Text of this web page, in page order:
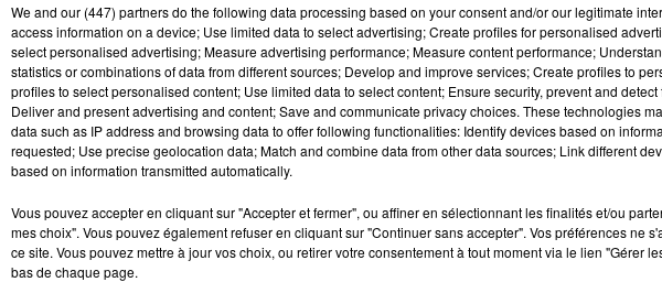
We and our (447) partnersdo the following data processing based on your consent and/or our legitimate
access information on a device; Use limited data to select advertising; Create profiles for personalised
select personalised advertising; Measure advertising performance; Measure content performance;
statistics or combinations of data from different sources; Develop and improve services; Create profiles to
profiles to select personalised content; Use limited data to select content; Ensure security, prevent and
Deliver and present advertising and content; Save and communicate privacy choices. These technologies
data such as IP address and browsing data to offer following functionalities: Identify devices based on
requested; Use precise geolocation data; Match and combine data from other data sources; Link different
based on information transmitted automatically.
Vous pouvez accepter en cliquant sur "Accepter et fermer", ou affiner en sélectionnant les finalités et/ou
mes choix". Vous pouvez également refuser en cliquant sur "Continuer sans accepter". Vos préférences ne
ce site. Vous pouvez mettre à jour vos choix, ou retirer votre consentement à tout moment via le lien "Gérer
bas de chaque page.